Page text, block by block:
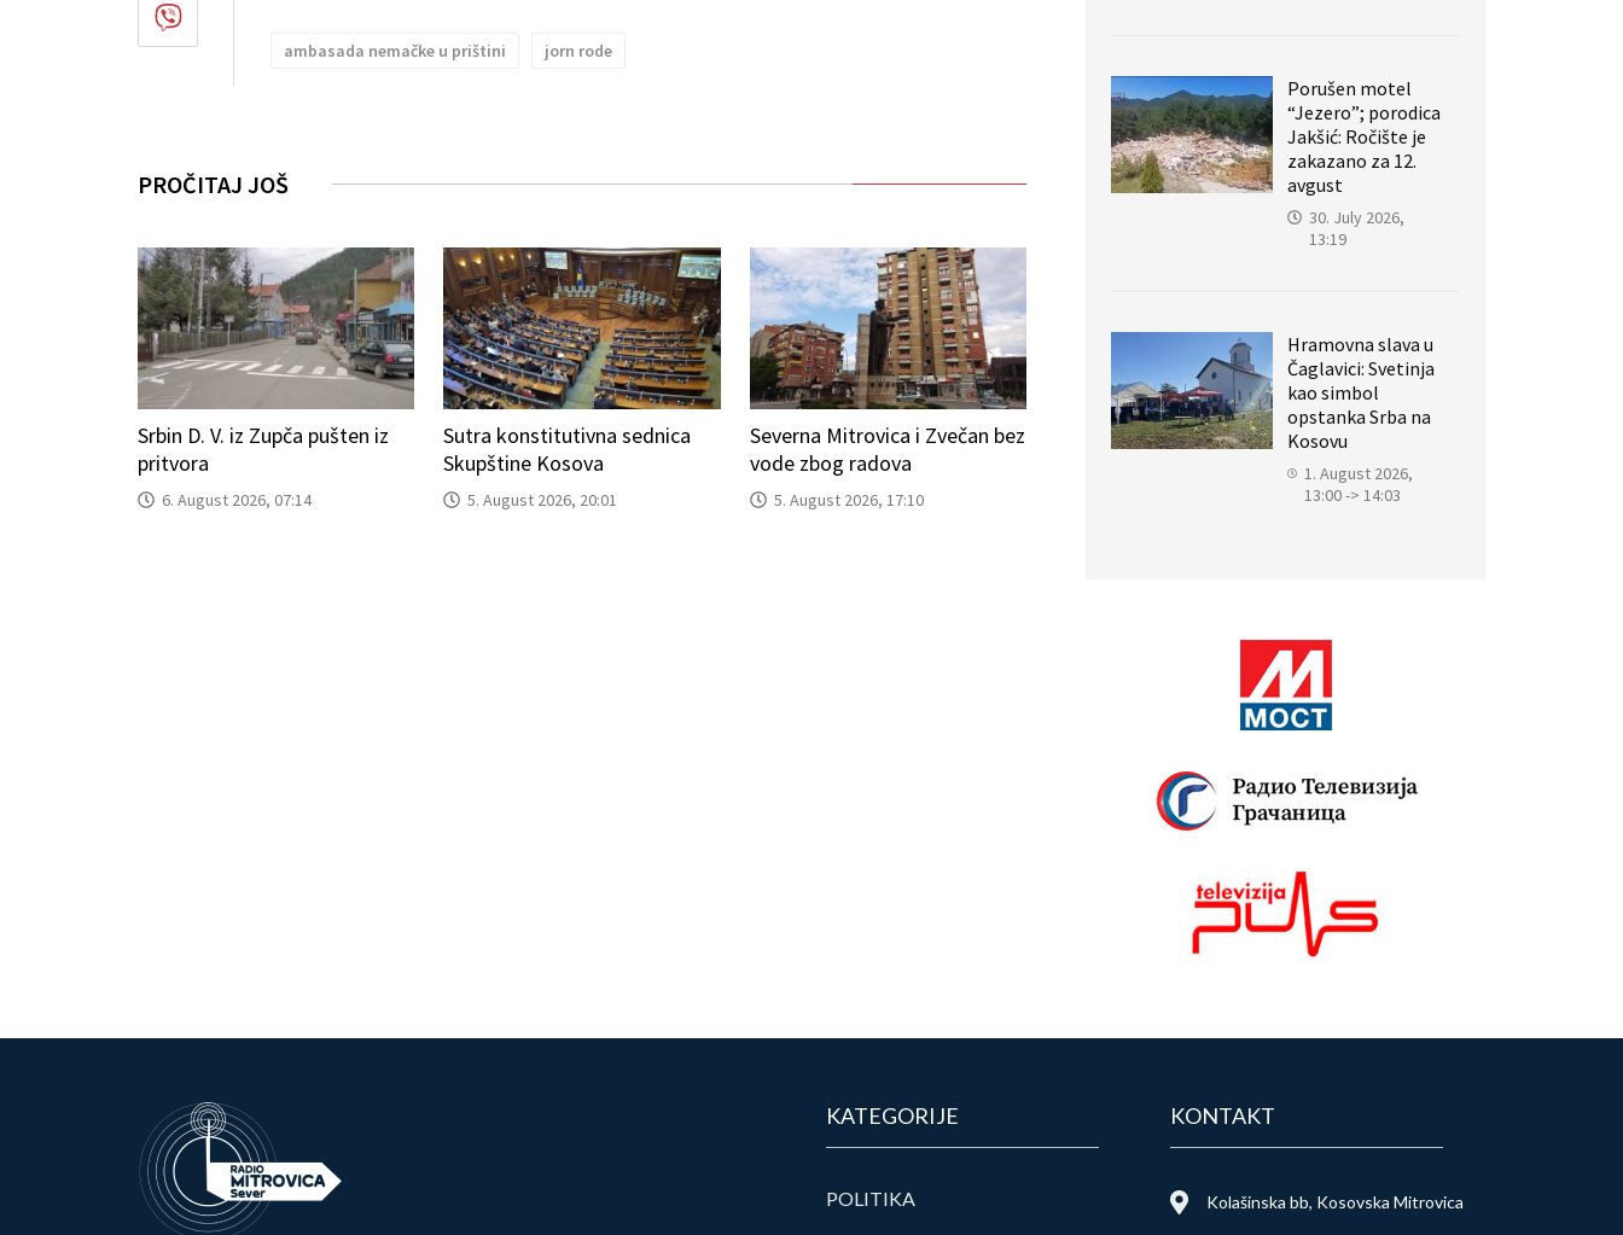
ambasada nemačke u prištini jorn rode
PROČITAJ JOŠ
Srbin D. V. iz Zupča pušten iz
pritvora
6. August 2026, 07:14
Sutra konstitutivna sednica
Skupštine Kosova
5. August 2026, 20:01
Severna Mitrovica i Zvečan bez
vode zbog radova
5. August 2026, 17:10
Porušen motel
“Jezero”; porodica
Jakšić: Ročište je
zakazano za 12.
avgust
30. July 2026,
13:19
Hramovna slava u
Čaglavici: Svetinja
kao simbol
opstanka Srba na
Kosovu
1. August 2026,
13:00 -> 14:03
KATEGORIJE
POLITIKA
KONTAKT
Kolašinska bb, Kosovska Mitrovica